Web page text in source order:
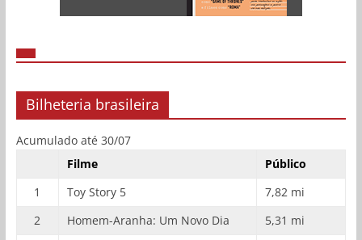
Bilheteria brasileira
Acumulado até 30/07
Filme
Público
1
Toy Story 5
7,82 mi
2
Homem-Aranha: Um Novo Dia
5,31 mi